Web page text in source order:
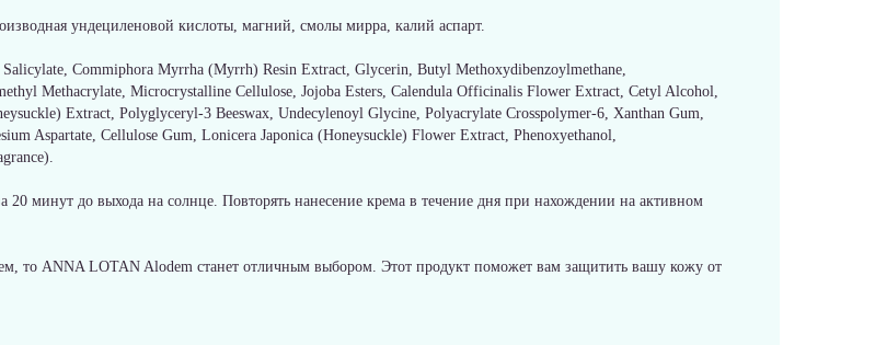
ундециленовой кислоты, магний, смолы мирра, калий аспарт.
Commiphora Myrrha (Myrrh) Resin Extract, Glycerin, Butyl Methoxydibenzoylmethane,
Methacrylate, Microcrystalline Cellulose, Jojoba Esters, Calendula Officinalis Flower Extract, Cetyl Alcohol,
Extract, Polyglyceryl-3 Beeswax, Undecylenoyl Glycine, Polyacrylate Crosspolymer-6, Xanthan Gum,
Aspartate, Cellulose Gum, Lonicera Japonica (Honeysuckle) Flower Extract, Phenoxyethanol,
20 минут до выхода на солнце. Повторять нанесение крема в течение дня при нахождении на активном
то ANNA LOTAN Alodem станет отличным выбором. Этот продукт поможет вам защитить вашу кожу от